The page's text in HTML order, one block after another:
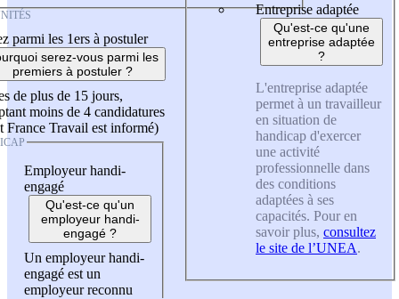
parmi les 1ers à postuler
serez-vous parmi les
premiers à postuler ?
de plus de 15 jours,
moins de 4 candidatures
France Travail est informé)
Employeur handi-
engagé
Qu'est-ce qu'un
employeur handi-
engagé ?
Un employeur handi-
engagé est un
employeur reconnu
Entreprise adaptée
Qu'est-ce qu'une
entreprise adaptée
?
L'entreprise adaptée
permet à un travailleur
en situation de
handicap d'exercer
une activité
professionnelle dans
des conditions
adaptées à ses
capacités. Pour en
savoir plus, consultez
le site de l’UNEA.